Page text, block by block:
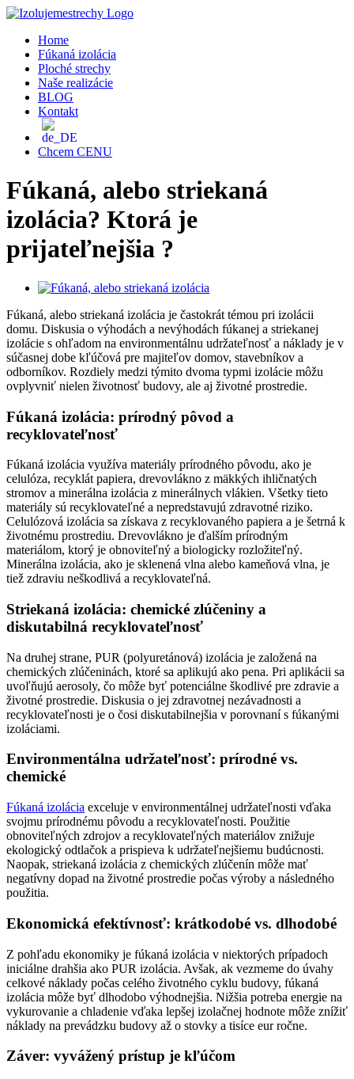
Skip
contentHome
Fúkaná izolácia
Ploché strechy
Naše realizácie
BLOG
Kontakt
Chcem CENU
Fúkaná, alebo striekaná
izolácia? Ktorá je
prijateľnejšia ?
Zobraziť
obrázok
Fúkaná, alebo striekaná izolácia je častokrát témou pri izolácii
domu. Diskusia o výhodách a nevýhodách fúkanej a striekanej
izolácie s ohľadom na environmentálnu udržateľnosť a náklady je v
súčasnej dobe kľúčová pre majiteľov domov, stavebníkov a
odborníkov. Rozdiely medzi týmito dvoma typmi izolácie môžu
ovplyvniť nielen životnosť budovy, ale aj životné prostredie.
Fúkaná izolácia: prírodný pôvod a
recyklovateľnosť
Fúkaná izolácia využíva materiály prírodného pôvodu, ako je
celulóza, recyklát papiera, drevovlákno z mäkkých ihličnatých
stromov a minerálna izolácia z minerálnych vlákien. Všetky tieto
materiály sú recyklovateľné a nepredstavujú zdravotné riziko.
Celulózová izolácia sa získava z recyklovaného papiera a je šetrná k
životnému prostrediu. Drevovlákno je ďalším prírodným
materiálom, ktorý je obnoviteľný a biologicky rozložiteľný.
Minerálna izolácia, ako je sklenená vlna alebo kameňová vlna, je
tiež zdraviu neškodlivá a recyklovateľná.
Striekaná izolácia: chemické zlúčeniny a
diskutabilná recyklovateľnosť
Na druhej strane, PUR (polyuretánová) izolácia je založená na
chemických zlúčeninách, ktoré sa aplikujú ako pena. Pri aplikácii sa
uvoľňujú aerosoly, čo môže byť potenciálne škodlivé pre zdravie a
životné prostredie. Diskusia o jej zdravotnej nezávadnosti a
recyklovateľnosti je o čosi diskutabilnejšia v porovnaní s fúkanými
izoláciami.
Environmentálna udržateľnosť: prírodné vs.
chemické
Fúkaná izolácia exceluje v environmentálnej udržateľnosti vďaka
svojmu prírodnému pôvodu a recyklovateľnosti. Použitie
obnoviteľných zdrojov a recyklovateľných materiálov znižuje
ekologický odtlačok a prispieva k udržateľnejšiemu budúcnosti.
Naopak, striekaná izolácia z chemických zlúčenín môže mať
negatívny dopad na životné prostredie počas výroby a následného
použitia.
Ekonomická efektívnosť: krátkodobé vs. dlhodobé
Z pohľadu ekonomiky je fúkaná izolácia v niektorých prípadoch
iniciálne drahšia ako PUR izolácia. Avšak, ak vezmeme do úvahy
celkové náklady počas celého životného cyklu budovy, fúkaná
izolácia môže byť dlhodobo výhodnejšia. Nižšia potreba energie na
vykurovanie a chladenie vďaka lepšej izolačnej hodnote môže znížiť
náklady na prevádzku budovy až o stovky a tisíce eur ročne.
Záver: vyvážený prístup je kľúčom